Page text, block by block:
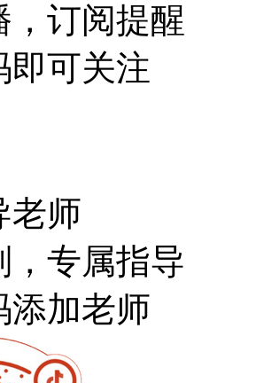
，订阅提醒
即可关注
老师
，专属指导
添加老师